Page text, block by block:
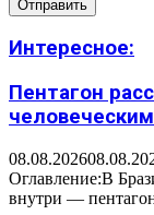
Интересное:
Пентагон
08.08.2026
Оглавление:В
внутри —